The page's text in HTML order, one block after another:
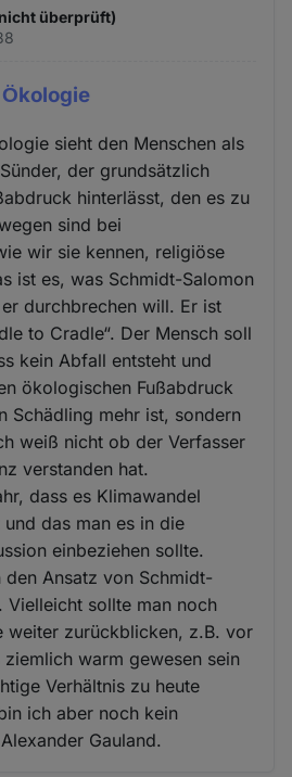
überprüft)
sieht den Menschen als
der grundsätzlich
hinterlässt, den es zu
sind bei
wir sie kennen, religiöse
ist es, was Schmidt-Salomon
durchbrechen will. Er ist
to Cradle“. Der Mensch soll
kein Abfall entsteht und
ökologischen Fußabdruck
Schädling mehr ist, sondern
weiß nicht ob der Verfasser
verstanden hat.
dass es Klimawandel
das man es in die
einbeziehen sollte.
den Ansatz von Schmidt-
Vielleicht sollte man noch
weiter zurückblicken, z.B. vor
warm gewesen sein
Verhältnis zu heute
ich aber noch kein
Gauland.